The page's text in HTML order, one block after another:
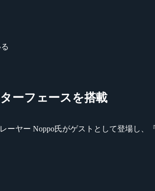
ーフェースを搭載
ーヤー Noppo氏がゲストとして登場し